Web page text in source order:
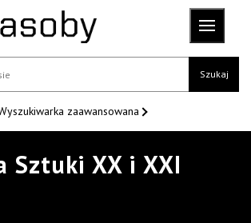
Szukaj
zaawansowana
Sztuki XX i XXI